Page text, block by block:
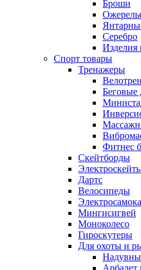
Броши
Серебро
Изделия
Спорт товары
Тренажеры
Беговые
Фитнес
Скейтборды
Дартс
Велосипеды
Мингисигвей
Моноколесо
Гироскутеры
Для охоты и
Арбалет